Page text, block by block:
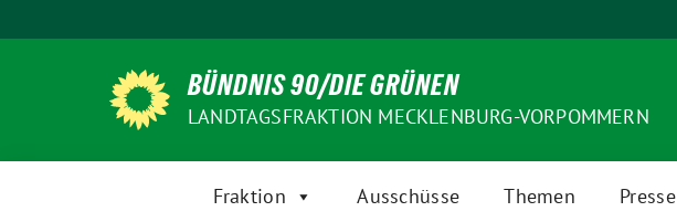
zum
BÜNDNIS 90/DIE GRÜNEN
LANDTAGSFRAKTION MECKLENBURG-VORPOMMERN
Fraktion Ausschüsse Themen Presse